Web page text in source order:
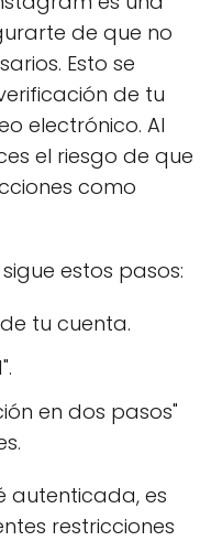
de que no
Esto se
de tu
electrónico. Al
el riesgo de que
como
estos pasos:
tu cuenta.
en dos pasos"
autenticada, es
restricciones